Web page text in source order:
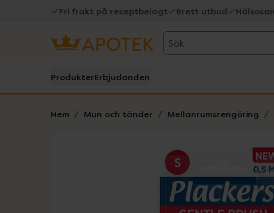
Fri frakt på receptbelagt Brett utbud
Sök
ProdukterErbjudanden
Hem Mun och tänder Mellanrumsrengöring
Lista: . Innehåller 1 objekt.